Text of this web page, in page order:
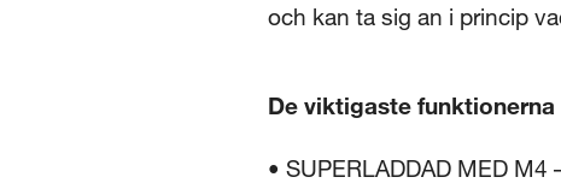
och kan ta sig an i princip
De viktigaste funktionerna
• SUPERLADDAD MED